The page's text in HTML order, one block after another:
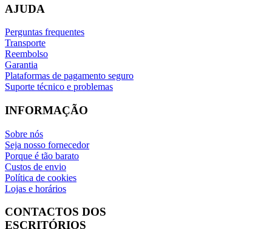
AJUDA
Perguntas frequentes
Transporte
Reembolso
Garantia
Plataformas de pagamento seguro
Suporte técnico e problemas
INFORMAÇÃO
Sobre nós
Seja nosso fornecedor
Porque é tão barato
Custos de envio
Política de cookies
Lojas e horários
CONTACTOS DOS
ESCRITÓRIOS